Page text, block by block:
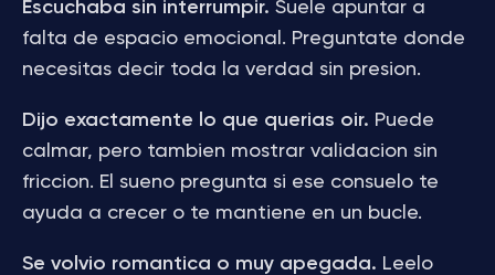
Escuchaba sin interrumpir. Suele apuntar a
falta de espacio emocional. Preguntate donde
necesitas decir toda la verdad sin presion.
Dijo exactamente lo que querias oir. Puede
calmar, pero tambien mostrar validacion sin
friccion. El sueno pregunta si ese consuelo te
ayuda a crecer o te mantiene en un bucle.
Se volvio romantica o muy apegada. Leelo